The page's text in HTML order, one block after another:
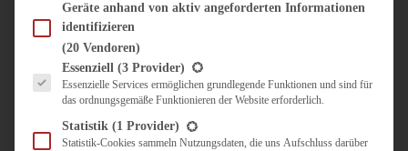
KÜCHENGESCHENKE
UNTERWEGS
KULINARISCH UNTERWEGS
Geräte anhand von aktiv angeforderten Informationen
identifizieren
(20 Vendoren)
Es folgt eine Liste der Service-Gruppen, für die eine Einwilligung erteilt werden
Essenziell (3 Provider)
Essenzielle Services ermöglichen grundlegende Funktionen und sind für
das ordnungsgemäße Funktionieren der Website erforderlich.
Statistik (1 Provider)
Statistik-Cookies sammeln Nutzungsdaten, die uns Aufschluss darüber